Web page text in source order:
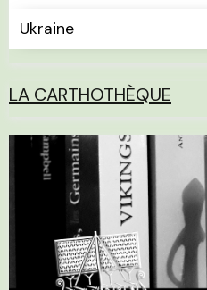
Ukraine
LA CARTHOTHÈQUE